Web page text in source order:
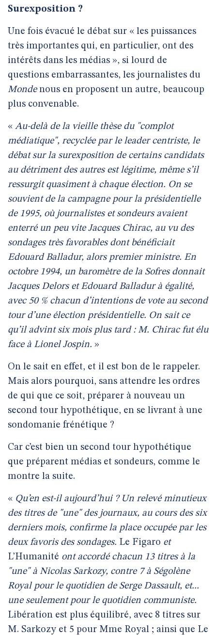
Surexposition ?
Une fois évacué le débat sur « les puissances
très importantes qui, en particulier, ont des
intérêts dans les médias », si lourd de
questions embarrassantes, les journalistes du
Mondenous en proposent un autre, beaucoup
plus convenable.
« Au-delà de la vieille thèse du "complot
médiatique", recyclée par le leader centriste, le
débat sur la surexposition de certains candidats
au détriment des autres est légitime, même s’il
ressurgit quasiment à chaque élection. On se
souvient de la campagne pour la présidentielle
de 1995, où journalistes et sondeurs avaient
enterré un peu vite Jacques Chirac, au vu des
sondages très favorables dont bénéficiait
Edouard Balladur, alors premier ministre. En
octobre 1994, un baromètre de la Sofres donnait
Jacques Delors et Edouard Balladur à égalité,
avec 50 % chacun d’intentions de vote au second
tour d’une élection présidentielle. On sait ce
qu’il advint six mois plus tard : M. Chirac fut élu
face à Lionel Jospin. »
On le sait en effet, et il est bon de le rappeler.
Mais alors pourquoi, sans attendre les ordres
de qui que ce soit, préparer à nouveau un
second tour hypothétique, en se livrant à une
sondomanie frénétique ?
Car c’est bien un second tour hypothétique
que préparent médias et sondeurs, comme le
montre la suite.
« Qu’en est-il aujourd’hui ? Un relevé minutieux
des titres de "une" des journaux, au cours des six
derniers mois, confirme la place occupée par les
deux favoris des sondages. Le Figaro et
L’Humanité ont accordé chacun 13 titres à la
"une" à Nicolas Sarkozy, contre 7 à Ségolène
Royal pour le quotidien de Serge Dassault, et...
une seulement pour le quotidien communiste.
Libération est plus équilibré, avec 8 titres sur
M. Sarkozy et 5 pour Mme Royal ; ainsi que Le